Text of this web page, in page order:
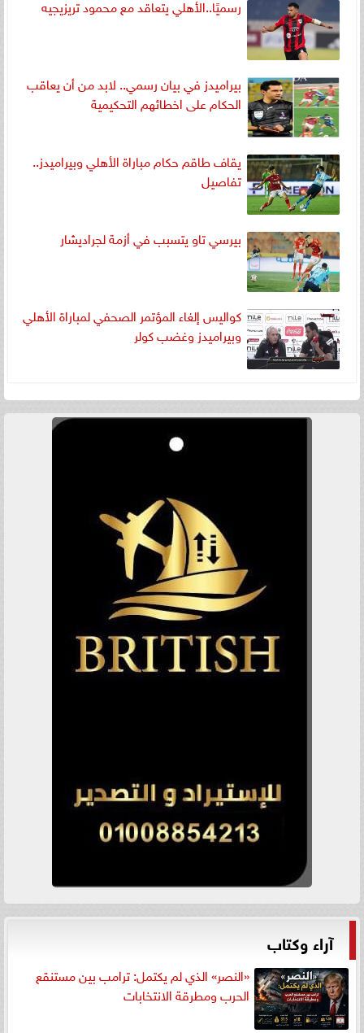
رسميًا..الأهلي يتعاقد مع محمود تريزيجيه
بيراميدز في بيان رسمي.. لابد من أن يعاقب
الحكام على اخطائهم التحكيمية
يقاف طاقم حكام مباراة الأهلي وبيراميدز..
تفاصيل
بيرسي تاو يتسبب في أزمة لجراديشار
كواليس إلغاء المؤتمر الصحفي لمباراة الأهلي
وبيراميدز وغضب كولر
آراء وكتاب
«النصر» الذي لم يكتمل: ترامب بين مستنقع
الحرب ومطرقة الانتخابات